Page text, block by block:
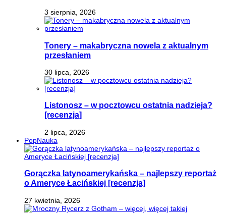
3 sierpnia, 2026
Tonery – makabryczna nowela z aktualnym
przesłaniem
30 lipca, 2026
Listonosz – w pocztowcu ostatnia nadzieja?
[recenzja]
2 lipca, 2026
PopNauka
Gorączka latynoamerykańska – najlepszy reportaż
o Ameryce Łacińskiej [recenzja]
27 kwietnia, 2026